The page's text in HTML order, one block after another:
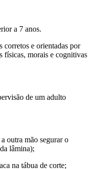
a 7 anos.
corretos e orientadas por
físicas, morais e cognitivas
de um adulto
outra mão segurar o
lâmina);
na tábua de corte;